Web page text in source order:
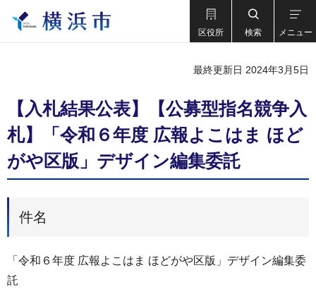
区役所 検索 メニュー
最終更新日 2024年3月5日
【入札結果公表】【公募型指名競争入
札】「令和６年度 広報よこはま ほど
がや区版」デザイン編集委託
件名
「令和６年度 広報よこはま ほどがや区版」デザイン編集委
託